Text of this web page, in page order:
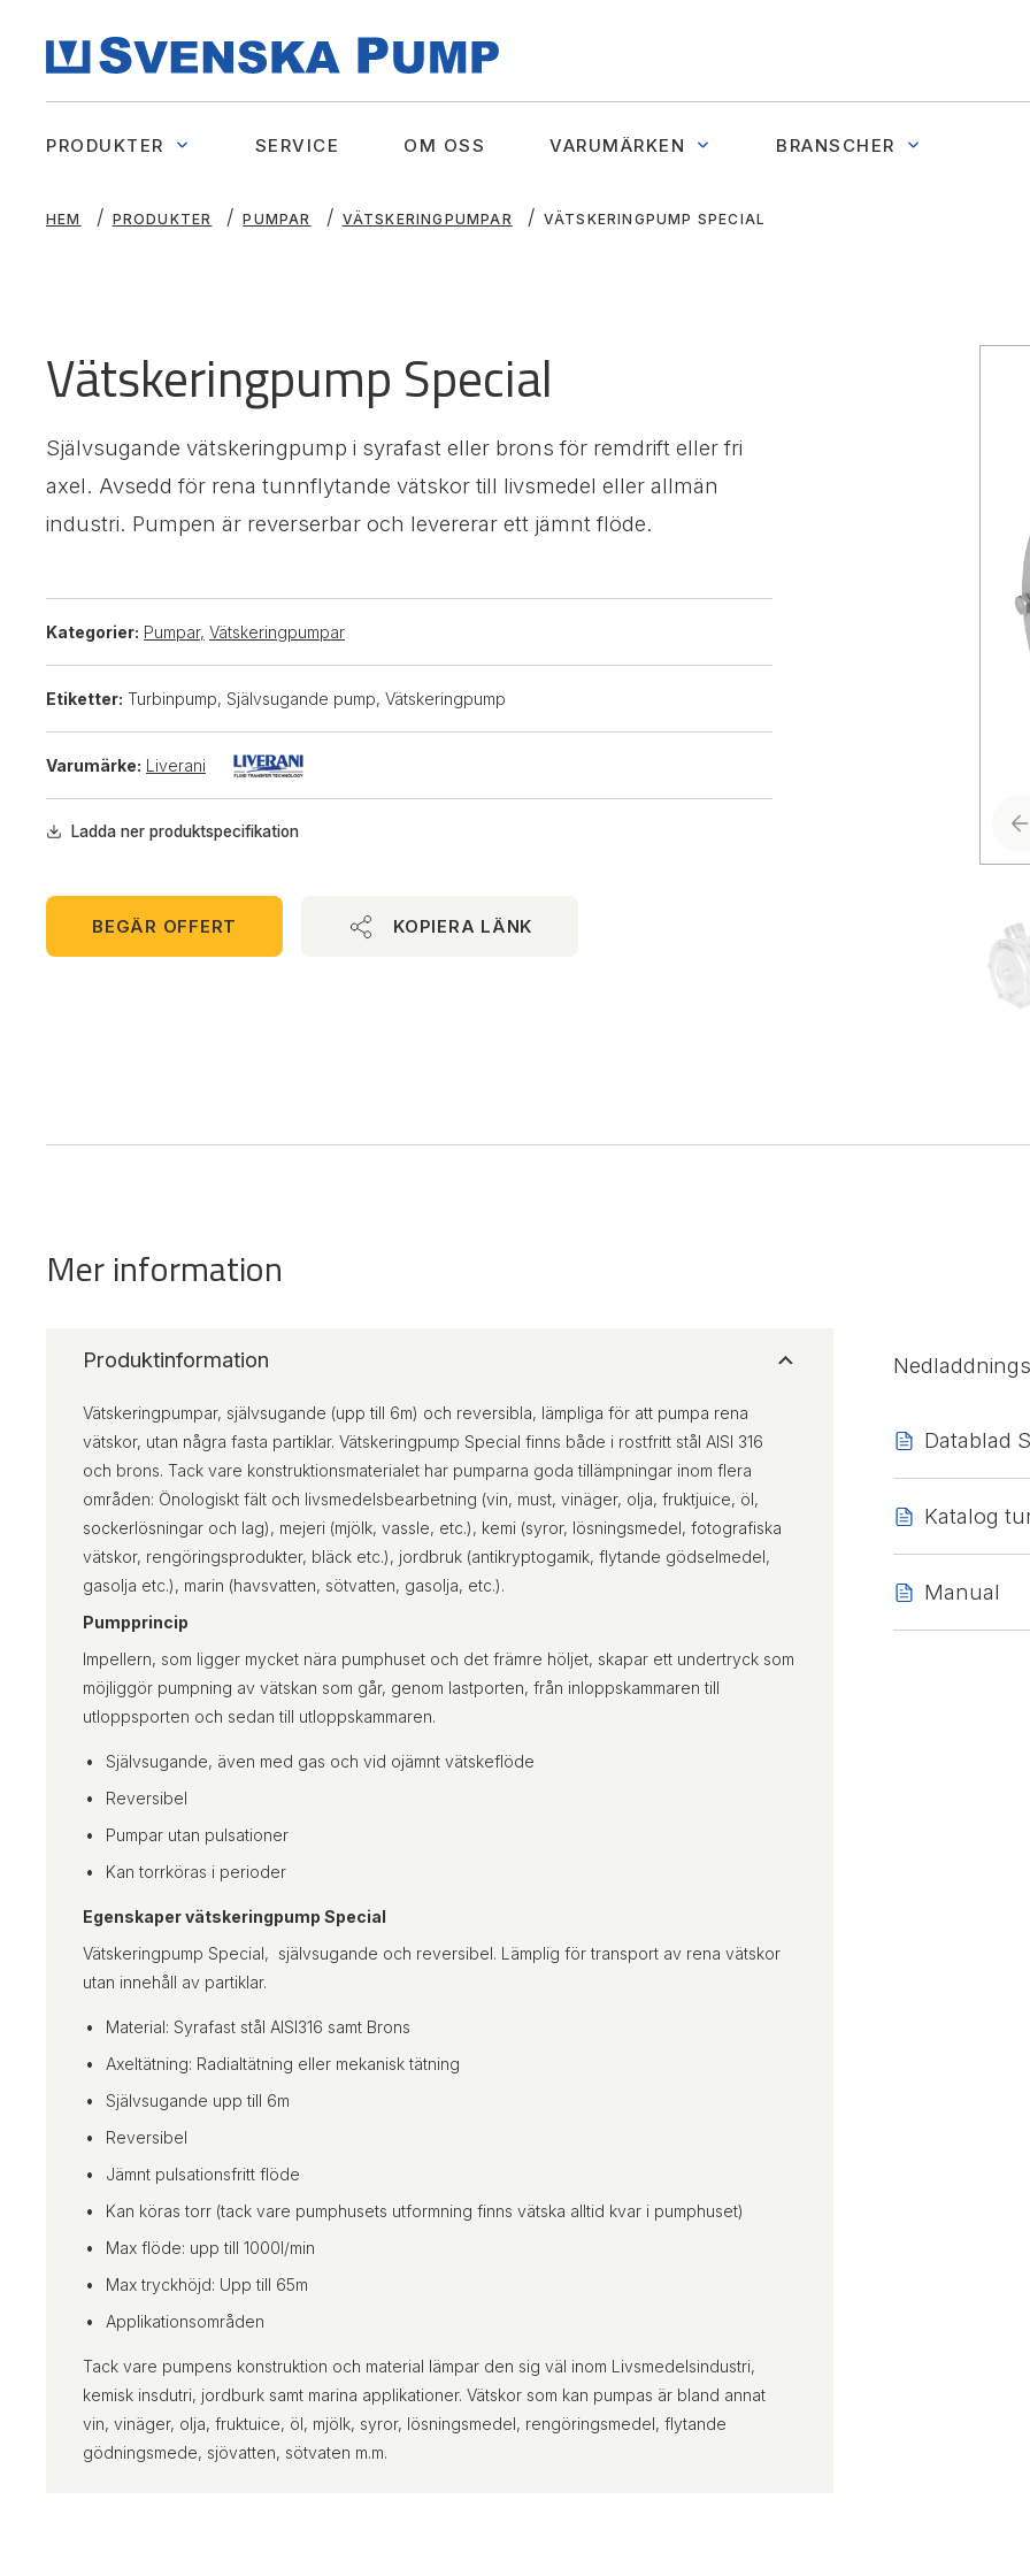
PRODUKTER SERVICE OM OSS VARUMÄRKEN BRANSCHER
HEM PRODUKTER PUMPAR VÄTSKERINGPUMPAR VÄTSKERINGPUMP SPECIAL
Vätskeringpump Special
Självsugande vätskeringpump i syrafast eller brons för remdrift eller fri
axel. Avsedd för rena tunnflytande vätskor till livsmedel eller allmän
industri. Pumpen är reverserbar och levererar ett jämnt flöde.
Kategorier: Pumpar, Vätskeringpumpar
Etiketter: Turbinpump, Självsugande pump, Vätskeringpump
Varumärke: Liverani
Ladda ner produktspecifikation
BEGÄR OFFERT KOPIERA LÄNK
Mer information
Produktinformation
Vätskeringpumpar, självsugande (upp till 6m) och reversibla, lämpliga för att pumpa rena
vätskor, utan några fasta partiklar. Vätskeringpump Special finns både i rostfritt stål AISI 316
och brons. Tack vare konstruktionsmaterialet har pumparna goda tillämpningar inom flera
områden: Önologiskt fält och livsmedelsbearbetning (vin, must, vinäger, olja, fruktjuice, öl,
sockerlösningar och lag), mejeri (mjölk, vassle, etc.), kemi (syror, lösningsmedel, fotografiska
vätskor, rengöringsprodukter, bläck etc.), jordbruk (antikryptogamik, flytande gödselmedel,
gasolja etc.), marin (havsvatten, sötvatten, gasolja, etc.).
Pumpprincip
Impellern, som ligger mycket nära pumphuset och det främre höljet, skapar ett undertryck som
möjliggör pumpning av vätskan som går, genom lastporten, från inloppskammaren till
utloppsporten och sedan till utloppskammaren.
Självsugande, även med gas och vid ojämnt vätskeflöde
Reversibel
Pumpar utan pulsationer
Kan torrköras i perioder
Egenskaper vätskeringpump Special
Vätskeringpump Special, självsugande och reversibel. Lämplig för transport av rena vätskor
utan innehåll av partiklar.
Material: Syrafast stål AISI316 samt Brons
Axeltätning: Radialtätning eller mekanisk tätning
Självsugande upp till 6m
Reversibel
Jämnt pulsationsfritt flöde
Kan köras torr (tack vare pumphusets utformning finns vätska alltid kvar i pumphuset)
Max flöde: upp till 1000l/min
Max tryckhöjd: Upp till 65m
Applikationsområden
Tack vare pumpens konstruktion och material lämpar den sig väl inom Livsmedelsindustri,
kemisk insdutri, jordburk samt marina applikationer. Vätskor som kan pumpas är bland annat
vin, vinäger, olja, fruktuice, öl, mjölk, syror, lösningsmedel, rengöringsmedel, flytande
gödningsmede, sjövatten, sötvaten m.m.
Datablad
Katalog
Manual